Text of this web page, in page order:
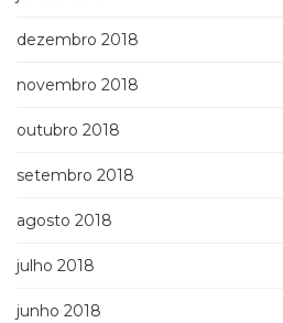
dezembro 2018
novembro 2018
outubro 2018
setembro 2018
agosto 2018
julho 2018
junho 2018